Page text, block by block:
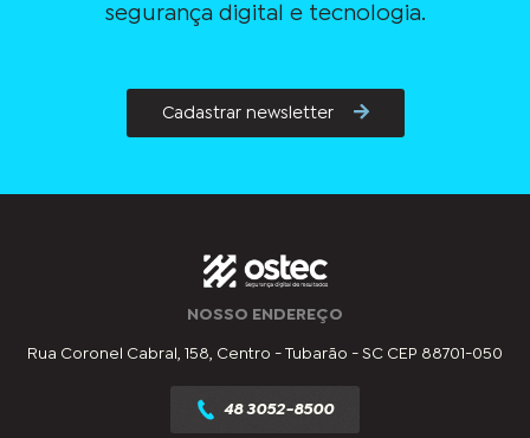
segurança digital e tecnologia.
Cadastrar newsletter
NOSSO ENDEREÇO
Rua Coronel Cabral, 158, Centro - Tubarão - SC CEP 88701-050
48 3052-8500